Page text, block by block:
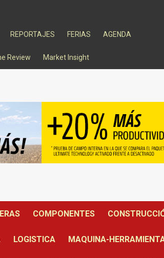
REPORTAJES FERIAS AGENDA
Review Market Insight
COMPONENTES
LOGISTICA MAQUINA-